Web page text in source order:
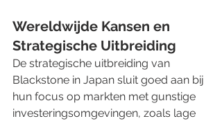
Wereldwijde Kansen en
Strategische Uitbreiding
De strategische uitbreiding van
Blackstone in Japan sluit goed aan bij
hun focus op markten met gunstige
investeringsomgevingen, zoals lage